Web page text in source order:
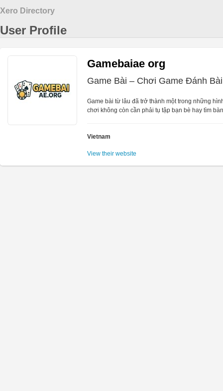
Xero Directory
User Profile
Gamebaiae org
Game Bài – Chơi Game Đánh
Game bài từ lâu đã trở thành một trong những
chơi không còn cần phải tụ tập bạn bè hay tìm
Vietnam
View their website